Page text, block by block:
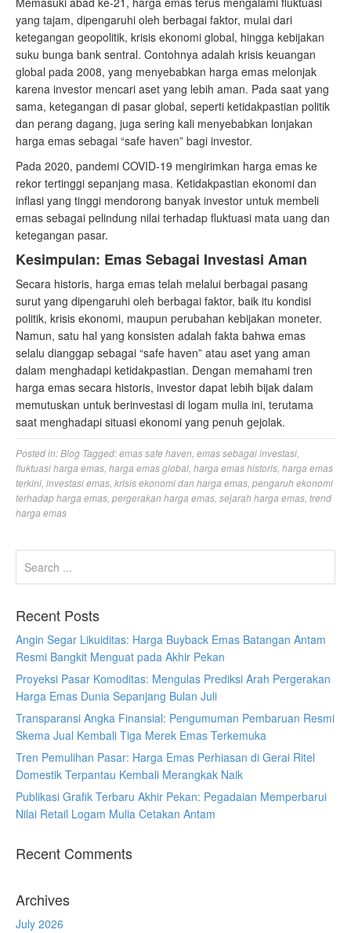
yang tajam, dipengaruhi oleh berbagai faktor, mulai dari
ketegangan geopolitik, krisis ekonomi global, hingga kebijakan
suku bunga bank sentral. Contohnya adalah krisis keuangan
global pada 2008, yang menyebabkan harga emas melonjak
karena investor mencari aset yang lebih aman. Pada saat yang
sama, ketegangan di pasar global, seperti ketidakpastian politik
dan perang dagang, juga sering kali menyebabkan lonjakan
harga emas sebagai “safe haven” bagi investor.
Pada 2020, pandemi COVID-19 mengirimkan harga emas ke
rekor tertinggi sepanjang masa. Ketidakpastian ekonomi dan
inflasi yang tinggi mendorong banyak investor untuk membeli
emas sebagai pelindung nilai terhadap fluktuasi mata uang dan
ketegangan pasar.
Kesimpulan: Emas Sebagai Investasi Aman
Secara historis, harga emas telah melalui berbagai pasang
surut yang dipengaruhi oleh berbagai faktor, baik itu kondisi
politik, krisis ekonomi, maupun perubahan kebijakan moneter.
Namun, satu hal yang konsisten adalah fakta bahwa emas
selalu dianggap sebagai “safe haven” atau aset yang aman
dalam menghadapi ketidakpastian. Dengan memahami tren
harga emas secara historis, investor dapat lebih bijak dalam
memutuskan untuk berinvestasi di logam mulia ini, terutama
saat menghadapi situasi ekonomi yang penuh gejolak.
Posted in:Blog Tagged:emas safe haven emas sebagai investasi
fluktuasi harga emas harga emas global harga emas historis harga emas
terkini investasi emas krisis ekonomi dan harga emas pengaruh ekonomi
terhadap harga emas pergerakan harga emas sejarah harga emas trend
harga emas
Recent Posts
Angin Segar Likuiditas: Harga Buyback Emas Batangan Antam
Resmi Bangkit Menguat pada Akhir Pekan
Proyeksi Pasar Komoditas: Mengulas Prediksi Arah Pergerakan
Harga Emas Dunia Sepanjang Bulan Juli
Transparansi Angka Finansial: Pengumuman Pembaruan Resmi
Skema Jual Kembali Tiga Merek Emas Terkemuka
Tren Pemulihan Pasar: Harga Emas Perhiasan di Gerai Ritel
Domestik Terpantau Kembali Merangkak Naik
Publikasi Grafik Terbaru Akhir Pekan: Pegadaian Memperbarui
Nilai Retail Logam Mulia Cetakan Antam
Recent Comments
Archives
July 2026